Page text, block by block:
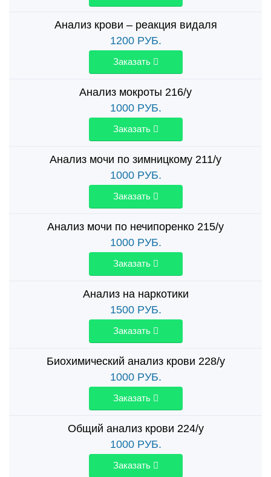
Анализ крови – реакция видаля
1200РУБ.
Заказать
Анализ мокроты 216/у
1000РУБ.
Заказать
Анализ мочи по зимницкому 211/у
1000РУБ.
Заказать
Анализ мочи по нечипоренко 215/у
1000РУБ.
Заказать
Анализ на наркотики
1500РУБ.
Заказать
Биохимический анализ крови 228/у
1000РУБ.
Заказать
Общий анализ крови 224/у
1000РУБ.
Заказать